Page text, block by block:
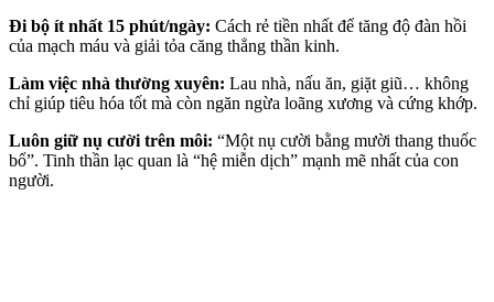
Đi bộ ít nhất 15 phút/ngày: Cách rẻ tiền nhất để tăng độ đàn hồi
của mạch máu và giải tỏa căng thẳng thần kinh.
Làm việc nhà thường xuyên: Lau nhà, nấu ăn, giặt giũ… không
chỉ giúp tiêu hóa tốt mà còn ngăn ngừa loãng xương và cứng khớp.
Luôn giữ nụ cười trên môi: “Một nụ cười bằng mười thang thuốc
bổ”. Tinh thần lạc quan là “hệ miễn dịch” mạnh mẽ nhất của con
người.